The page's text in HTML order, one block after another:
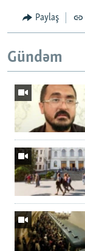
Paylaş
Gündəm